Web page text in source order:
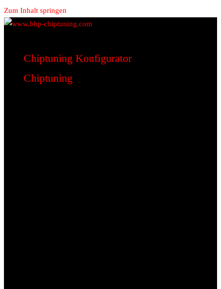
Zum Inhalt springen
www.bhp-chiptuning.com
BHP Motorsport
Chiptuning Konfigurator
Chiptuning